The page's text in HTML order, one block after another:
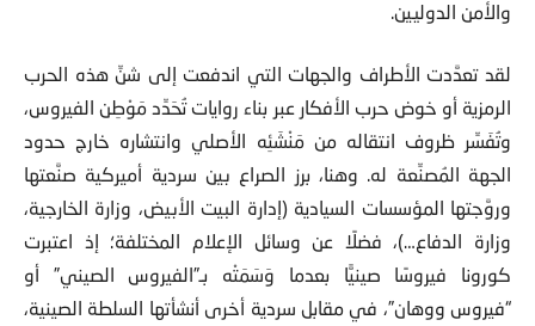
والأمن الدوليين.
لقد تعدَّدت الأطراف والجهات التي اندفعت إلى شنِّ هذه الحرب
الرمزية أو خوض حرب الأفكار عبر بناء روايات تُحَدِّد مَوْطِن الفيروس،
وتُفَسِّر ظروف انتقاله من مَنْشَئِه الأصلي وانتشاره خارج حدود
الجهة المُصنِّعة له. وهنا، برز الصراع بين سردية أميركية صنَّعتها
وروَّجتها المؤسسات السيادية (إدارة البيت الأبيض، وزارة الخارجية،
وزارة الدفاع…)، فضلًا عن وسائل الإعلام المختلفة؛ إذ اعتبرت
كورونا فيروسًا صينيًّا بعدما وَسَمَتْه بـ”الفيروس الصيني” أو
“فيروس ووهان”، في مقابل سردية أخرى أنشأتها السلطة الصينية،